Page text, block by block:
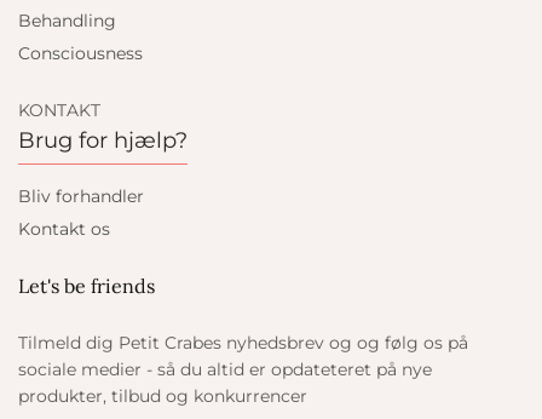
Behandling
Consciousness
KONTAKT
Brug for hjælp?
Bliv forhandler
Kontakt os
Let's be friends
Tilmeld dig Petit Crabes nyhedsbrev og og følg os på
sociale medier - så du altid er opdateteret på nye
produkter, tilbud og konkurrencer